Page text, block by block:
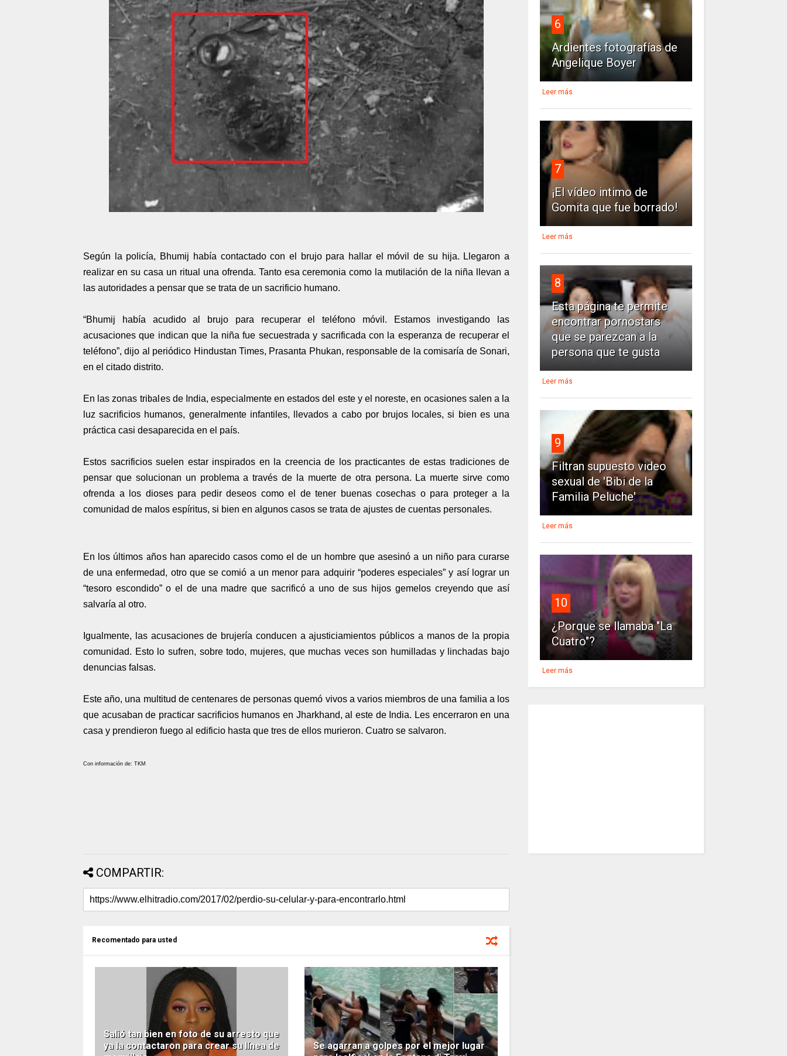
Según la policía, Bhumij había contactado con el brujo para hallar el móvil de su hija. Llegaron a
realizar en su casa un ritual una ofrenda. Tanto esa ceremonia como la mutilación de la niña llevan a
las autoridades a pensar que se trata de un sacrificio humano.
“Bhumij había acudido al brujo para recuperar el teléfono móvil. Estamos investigando las
acusaciones que indican que la niña fue secuestrada y sacrificada con la esperanza de recuperar el
teléfono”, dijo al periódico Hindustan Times, Prasanta Phukan, responsable de la comisaría de Sonari,
en el citado distrito.
En las zonas tribales de India, especialmente en estados del este y el noreste, en ocasiones salen a la
luz sacrificios humanos, generalmente infantiles, llevados a cabo por brujos locales, si bien es una
práctica casi desaparecida en el país.
Estos sacrificios suelen estar inspirados en la creencia de los practicantes de estas tradiciones de
pensar que solucionan un problema a través de la muerte de otra persona. La muerte sirve como
ofrenda a los dioses para pedir deseos como el de tener buenas cosechas o para proteger a la
comunidad de malos espíritus, si bien en algunos casos se trata de ajustes de cuentas personales.
En los últimos años han aparecido casos como el de un hombre que asesinó a un niño para curarse
de una enfermedad, otro que se comió a un menor para adquirir “poderes especiales” y así lograr un
“tesoro escondido” o el de una madre que sacrificó a uno de sus hijos gemelos creyendo que así
salvaría al otro.
Igualmente, las acusaciones de brujería conducen a ajusticiamientos públicos a manos de la propia
comunidad. Esto lo sufren, sobre todo, mujeres, que muchas veces son humilladas y linchadas bajo
denuncias falsas.
Este año, una multitud de centenares de personas quemó vivos a varios miembros de una familia a los
que acusaban de practicar sacrificios humanos en Jharkhand, al este de India. Les encerraron en una
casa y prendieron fuego al edificio hasta que tres de ellos murieron. Cuatro se salvaron.
Con información de: TKM
COMPARTIR:
Recomentado para usted
Salió tan bien en foto de su arresto que
ya la contactaron para crear su línea de
Se agarran a golpes por el mejor lugar
6
Ardientes fotografías de
Angelique Boyer
Leer más
7
¡El vídeo intimo de
Gomita que fue borrado!
Leer más
8
Esta página te permite
encontrar pornostars
que se parezcan a la
persona que te gusta
Leer más
9
Filtran supuesto video
sexual de 'Bibi de la
Familia Peluche'
Leer más
10
¿Porque se llamaba "La
Cuatro"?
Leer más